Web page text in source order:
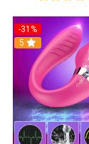
-31%
5